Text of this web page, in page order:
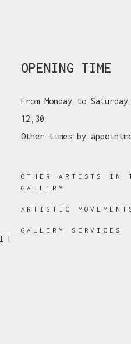
OPENING TIME
From Monday to
12,30
Other times by
OTHER ARTISTS IN
GALLERY
ARTISTIC
GALLERY SERVICES